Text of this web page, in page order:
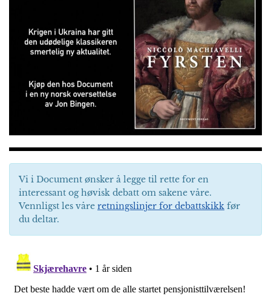
Vi i Document ønsker å legge til rette for en
interessant og høvisk debatt om sakene våre.
Vennligst les våre retningslinjer for debattskikk før
du deltar.